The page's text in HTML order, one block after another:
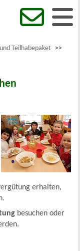
Teilhabepaket >>
erhalten,
besuchen oder